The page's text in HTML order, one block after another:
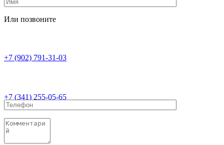
Или позвоните
+7 (902) 791-31-03
+7 (341) 255-05-65